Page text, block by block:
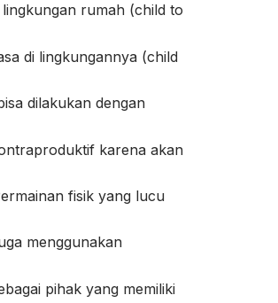
rumah (child to
di lingkungannya (child
dilakukan dengan
karena akan
fisik yang lucu
menggunakan
pihak yang memiliki